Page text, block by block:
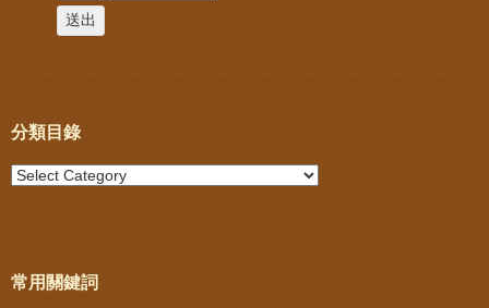
分類目錄
常用關鍵詞